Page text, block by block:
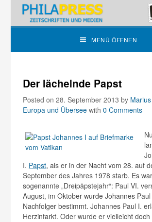
MENÜ ÖFFNEN
Der lächelnde Papst
Posted on 28. September 2013by
Europa und Übersee with0 Comments
I. Papst, als er in der Nacht vom 28. auf
September des Jahres 1978 starb. Es
sogenannte „Dreipäpstejahr“: Paul VI.
August, im Oktober wurde Johannes
Nachfolger bestimmt. Johannes Paul I.
Herzinfarkt. Oder wurde er vielleicht